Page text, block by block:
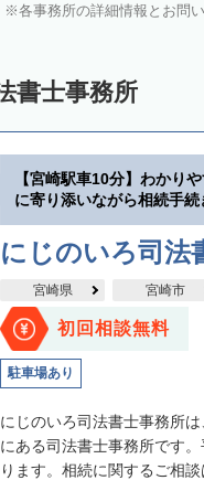
各事務所の詳細情報とお問
書士事務所
【宮崎駅車10分】わかり
に寄り添いながら相続手
にじのいろ司法
宮崎県 宮崎市
初回相談無料
駐車場あり
にじのいろ司法書士事務所
にある司法書士事務所です
ります。相続に関するご相談